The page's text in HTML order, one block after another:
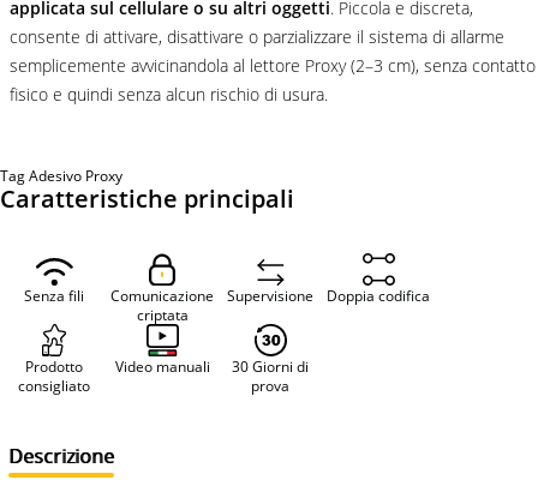
applicata sul cellulare o su altri oggetti. Piccola e discreta,
consente di attivare, disattivare o parzializzare il sistema di allarme
semplicemente avvicinandola al lettore Proxy (2–3 cm), senza contatto
fisico e quindi senza alcun rischio di usura.
Tag Adesivo Proxy
Caratteristiche principali
Senza fili
Comunicazione
criptata
Supervisione Doppia codifica
Prodotto
consigliato
Video manuali
30 Giorni di
prova
Descrizione